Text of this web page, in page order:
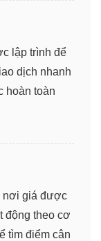
lập trình để
dịch nhanh
hoàn toàn
nơi giá được
động theo cơ
tìm điểm cân